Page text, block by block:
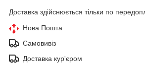
Доставка здійснюється тільки по
Нова Пошта
Самовивіз
Доставка кур'єром